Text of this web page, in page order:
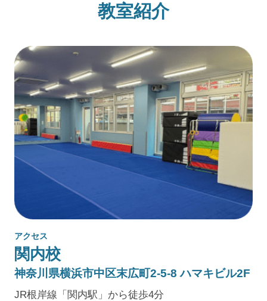
教室紹介
アクセス
関内校
神奈川県横浜市中区末広町2‐5‐8 ハマキビル2F
JR根岸線「関内駅」から徒歩4分